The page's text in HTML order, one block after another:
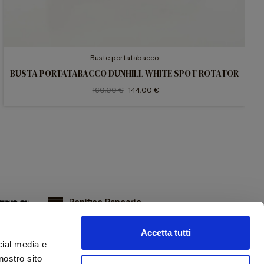
media e
sito
Accetta tutti
Buste portatabacco
BUSTA PORTATABACCO DUNHILL WHITE SPOT ROTATOR
160,00 € 144,00 €
Bonifico Bancario
alla nostra newsletter